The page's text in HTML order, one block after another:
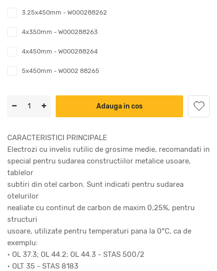
3.25x450mm - W000288262
4x350mm - W000288263
4x450mm - W000288264
5x450mm - W0002 88265
Adauga in cos
CARACTERISTICI PRINCIPALE
Electrozi cu invelis rutilic de grosime medie, recomandati in
special pentru sudarea constructiilor metalice usoare,
tablelor
subtiri din otel carbon. Sunt indicati pentru sudarea
otelurilor
nealiate cu continut de carbon de maxim 0,25%, pentru
structuri
usoare, utilizate pentru temperaturi pana la 0°C, ca de
exemplu:
• OL 37.3; OL 44.2; OL 44.3 - STAS 500/2
• OLT 35 - STAS 8183